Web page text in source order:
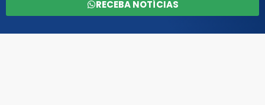
RECEBA NOTÍCIAS